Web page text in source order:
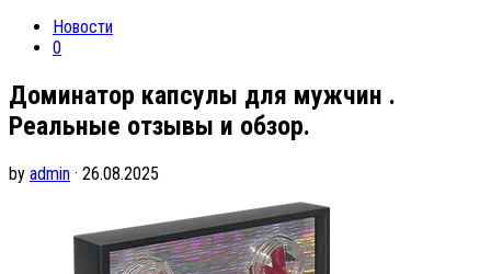
Новости
0
Доминатор капсулы для мужчин .
Реальные отзывы и обзор.
by admin · 26.08.2025